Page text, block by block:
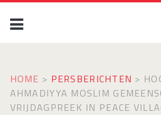
HOME > PERSBERICHTEN >
AHMADIYYA MOSLIM
VRIJDAGPREEK IN PEACE